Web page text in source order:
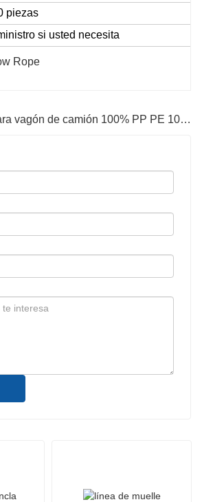
piezas
si usted necesita
anterior : Cuerda para vagón de camión 100% PP PE 10 mm x 27 m